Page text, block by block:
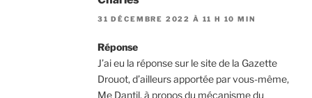
31 DÉCEMBRE 2022 À 11 H 10 MIN
Réponse
J’ai eu la réponse sur le site de la Gazette
Drouot, d’ailleurs apportée par vous-même,
Me Dantil, à propos du mécanisme du